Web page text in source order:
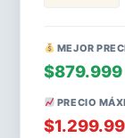
MEJOR
$879.999
PRECIO